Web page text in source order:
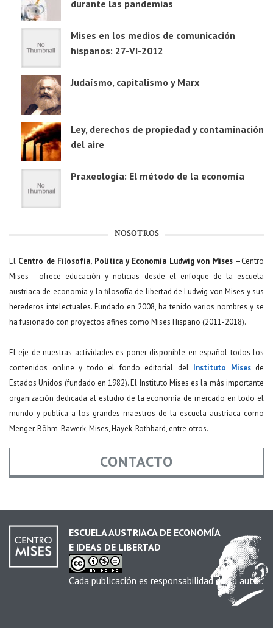
durante las pandemias
Mises en los medios de comunicación
hispanos: 27-VI-2012
Judaísmo, capitalismo y Marx
Ley, derechos de propiedad y contaminación
del aire
Praxeología: El método de la economía
NOSOTROS
El Centro de Filosofía, Política y Economía Ludwig von Mises—Centro
Mises— ofrece educación y noticias desde el enfoque de la escuela
austriaca de economía y la filosofía de libertad de Ludwig von Mises y sus
herederos intelectuales. Fundado en 2008, ha tenido varios nombres y se
ha fusionado con proyectos afines como Mises Hispano (2011-2018).
El eje de nuestras actividades es poner disponible en español todos los
contenidos online y todo el fondo editorial del Instituto Misesde
Estados Unidos (fundado en 1982). El Instituto Mises es la más importante
organización dedicada al estudio de la economía de mercado en todo el
mundo y publica a los grandes maestros de la escuela austriaca como
Menger, Böhm-Bawerk, Mises, Hayek, Rothbard, entre otros.
CONTACTO
Email *
ESCUELA AUSTRIACA DE ECONOMÍA
E IDEAS DE LIBERTAD
Cada publicación es responsabilidad de su autor.